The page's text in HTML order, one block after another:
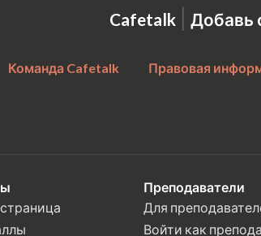
Cafetalk | Добавь
Команда Cafetalk Правовая
Преподаватели
Для
Войти как